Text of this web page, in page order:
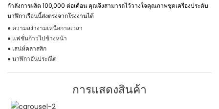
กำลังการผลิต 100,000 ต่อเดือน คุณจึงสามารถไว้วางใจคุณภาพชุดเครื่องประดับ
นาฬิกาเรือนนี้ส่งตรงจากโรงงานได้
● ความสง่างามเหนือกาลเวลา
● แฟชั่นก้าวไปข้างหน้า
● เสน่ห์คลาสสิก
● นาฬิกาอันประณีต
การแสดงสินค้า